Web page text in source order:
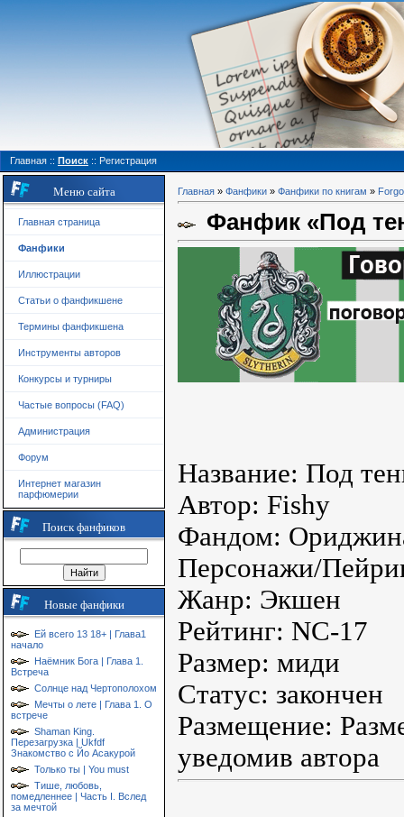
Главная :: Поиск :: Регистрация
Меню сайта
Главная страница
Фанфики
Иллюстрации
Статьи о фанфикшене
Термины фанфикшена
Инструменты авторов
Конкурсы и турниры
Частые вопросы (FAQ)
Администрация
Форум
Интернет магазин
парфюмерии
Поиск фанфиков
Новые фанфики
Ей всего 13 18+ | Глава1
начало
Наёмник Бога | Глава 1.
Встреча
Солнце над Чертополохом
Мечты о лете | Глава 1. О
встрече
Shaman King.
Перезагрузка | Ukfdf
Знакомство с Йо Асакурой
Только ты | You must
Тише, любовь,
помедленнее | Часть I. Вслед
за мечтой
Главная » Фанфики » Фанфики по книгам »
Фанфик «Под
Название: Под
Автор: Fishy
Фандом:
Персонажи/
Жанр: Экшен
Рейтинг: NC-17
Размер: миди
Статус: закончен
Размещение:
уведомив автора